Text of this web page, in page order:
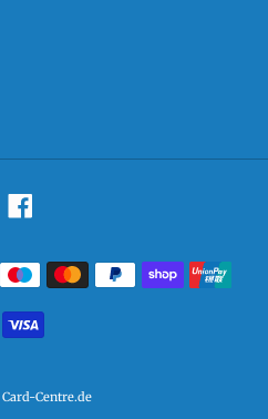
Zahlungsarten
Card-Centre.de